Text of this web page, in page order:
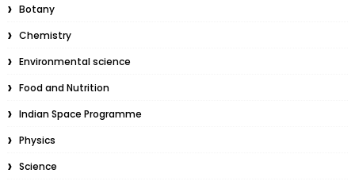
Botany
Chemistry
Environmental science
Food and Nutrition
Indian Space Programme
Physics
Science